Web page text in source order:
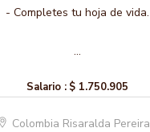
- Completes tu hoja de vida.
...
Salario : $ 1.750.905
Colombia Risaralda Pereira